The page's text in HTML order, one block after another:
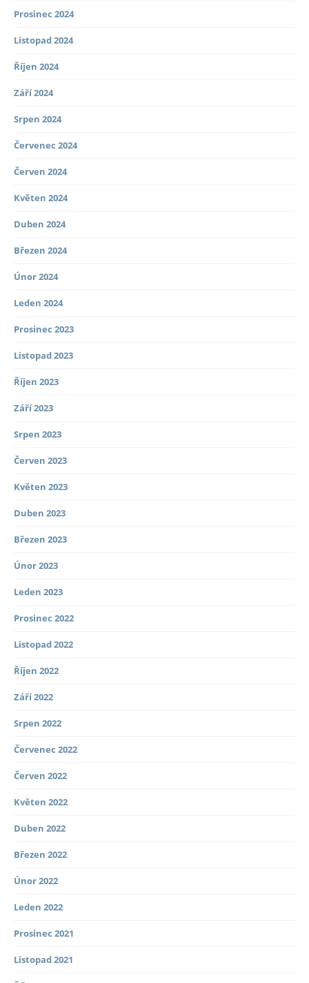
Prosinec 2024
Listopad 2024
Říjen 2024
Září 2024
Srpen 2024
Červenec 2024
Červen 2024
Květen 2024
Duben 2024
Březen 2024
Únor 2024
Leden 2024
Prosinec 2023
Listopad 2023
Říjen 2023
Září 2023
Srpen 2023
Červen 2023
Květen 2023
Duben 2023
Březen 2023
Únor 2023
Leden 2023
Prosinec 2022
Listopad 2022
Říjen 2022
Září 2022
Srpen 2022
Červenec 2022
Červen 2022
Květen 2022
Duben 2022
Březen 2022
Únor 2022
Leden 2022
Prosinec 2021
Listopad 2021